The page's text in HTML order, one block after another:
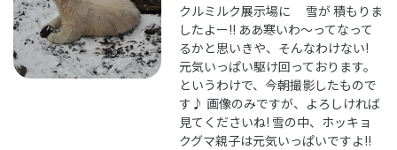
クルミルク展示場に 雪が 積もりま
したよー!! ああ寒いわ～ってなって
るかと思いきや、そんなわけない!
元気いっぱい駆け回っております。
というわけで、今朝撮影したもので
す♪ 画像のみですが、よろしければ
見てくださいね! 雪の中、ホッキョ
クグマ親子は元気いっぱいですよ!!